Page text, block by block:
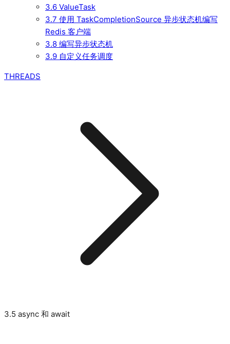
3.6 ValueTask
3.7 使用 TaskCompletionSource 异步状态机编写
Redis 客户端
3.8 编写异步状态机
3.9 自定义任务调度
THREADS
3.5 async 和 await